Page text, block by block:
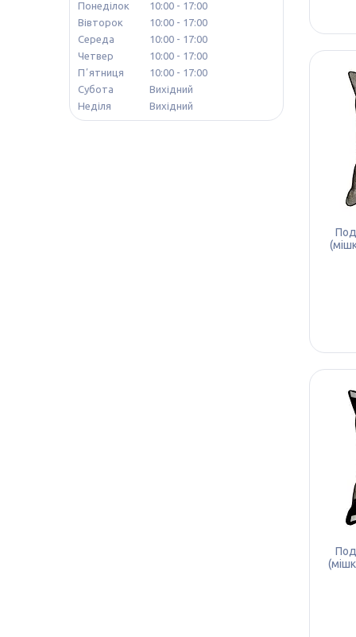
Понеділок 10:00
17:00
Вівторок
10:00
17:00
Середа
10:00
17:00
Четвер
10:00
17:00
Пʼятниця
10:00
17:00
Субота
Вихідний
Неділя
Вихідний